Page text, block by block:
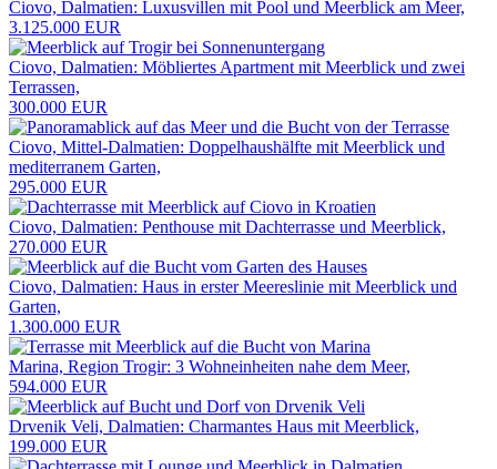
Ciovo, Dalmatien: Luxusvillen mit Pool und Meerblick am Meer,
3.125.000 EUR
Ciovo, Dalmatien: Möbliertes Apartment mit Meerblick und zwei
Terrassen,
300.000 EUR
Ciovo, Mittel-Dalmatien: Doppelhaushälfte mit Meerblick und
mediterranem Garten,
295.000 EUR
Ciovo, Dalmatien: Penthouse mit Dachterrasse und Meerblick,
270.000 EUR
Ciovo, Dalmatien: Haus in erster Meereslinie mit Meerblick und
Garten,
1.300.000 EUR
Marina, Region Trogir: 3 Wohneinheiten nahe dem Meer,
594.000 EUR
Drvenik Veli, Dalmatien: Charmantes Haus mit Meerblick,
199.000 EUR